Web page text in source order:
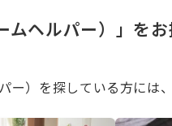
ムヘルパー）」を
ー）を探している方には